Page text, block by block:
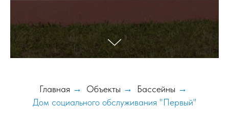
Главная → Объекты → Бассейны →
Дом социального обслуживания "Первый"